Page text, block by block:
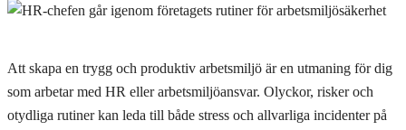
Att skapa en trygg och produktiv arbetsmiljö är en utmaning för dig
som arbetar med HR eller arbetsmiljöansvar. Olyckor, risker och
otydliga rutiner kan leda till både stress och allvarliga incidenter på